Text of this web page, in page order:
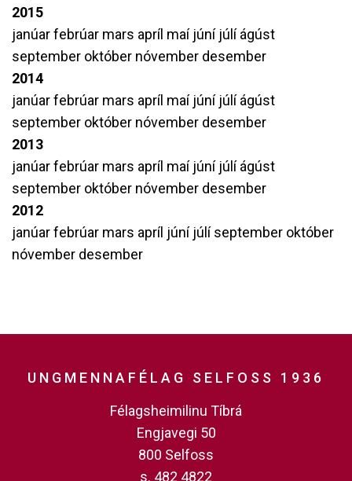
2015
janúarfebrúar mars apríl maí júní júlíágúst
september október nóvember desember
2014
janúarfebrúar mars apríl maí júní júlíágúst
september október nóvember desember
2013
janúarfebrúar mars apríl maí júní júlíágúst
september október nóvember desember
2012
janúarfebrúar mars apríl júní júlíseptember október
nóvember desember
UNGMENNAFÉLAG SELFOSS 1936
Félagsheimilinu Tíbrá
Engjavegi 50
800 Selfoss
s. 482 4822